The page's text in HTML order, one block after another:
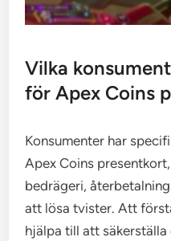
Vilka
för Apex Coins
Konsumenter har
Apex Coins
bedrägeri,
att lösa tvister. Att
hjälpa till att